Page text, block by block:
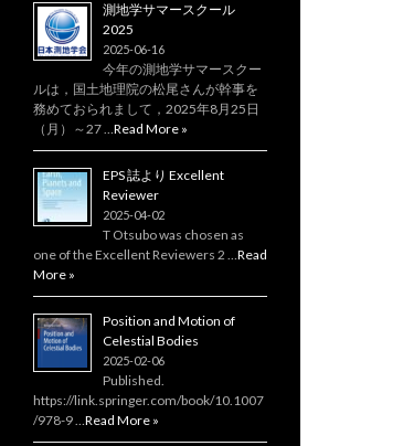
測地学サマースクール
2025
2025-06-16
今年の測地学サマースクー
ルは，国土地理院の松尾さんが幹事を
務めておられまして，2025年8月25日
（月）～27 …Read More »
EPS 誌より Excellent
Reviewer
2025-04-02
T Otsubo was chosen as
one of the Excellent Reviewers 2 …Read
More »
Position and Motion of
Celestial Bodies
2025-02-06
Published.
https://link.springer.com/book/10.1007
/978-9 …Read More »